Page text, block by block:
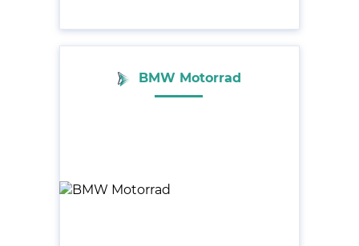
BMW Motorrad